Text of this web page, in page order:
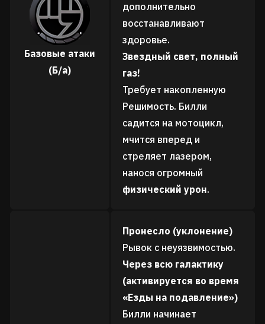
Базовые атаки
(Б/а)
дополнительно
восстанавливают
здоровье.
Звездный свет, полный
газ!
Требует накопленную
Решимость. Билли
садится на мотоцикл,
мчится вперед и
стреляет лазером,
нанося огромный
физический урон.
Пронесло (уклонение)
Рывок с неуязвимостью.
Через всю галактику
(активируется во время
«Езды на подавление»)
Билли начинает